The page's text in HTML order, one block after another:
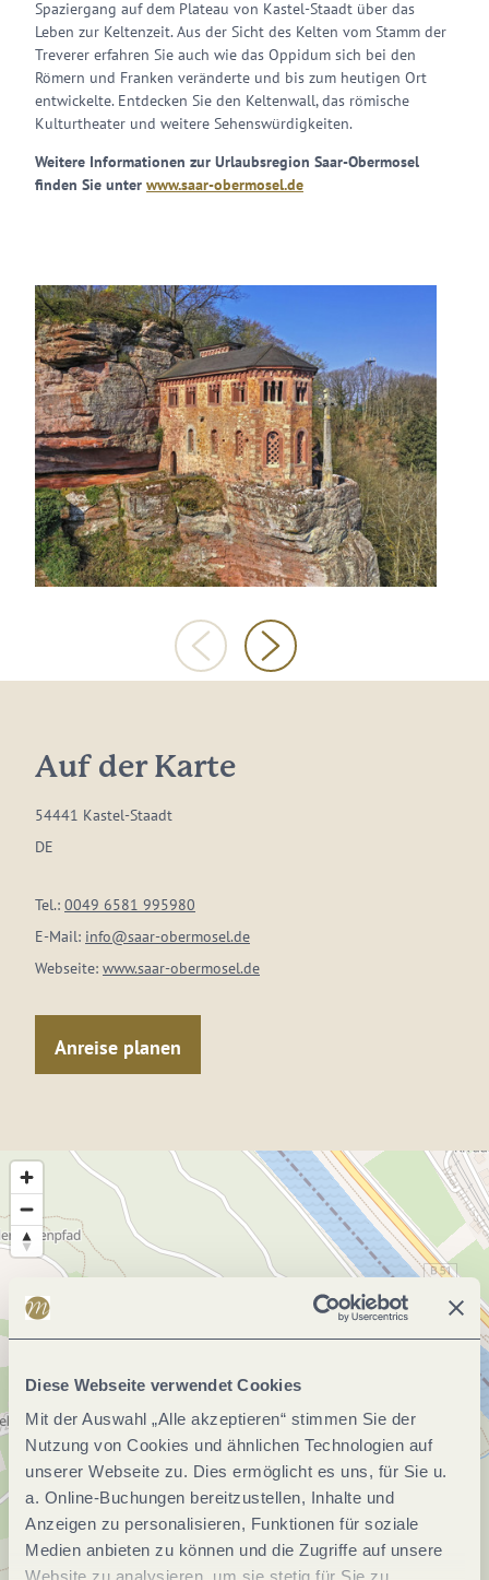
Diese Webseite verwendet Cookies
Mit der Auswahl „Alle akzeptieren“ stimmen Sie der
Nutzung von Cookies und ähnlichen Technologien auf
unserer Webseite zu. Dies ermöglicht es uns, für Sie u.
a. Online-Buchungen bereitzustellen, Inhalte und
Anzeigen zu personalisieren, Funktionen für soziale
Medien anbieten zu können und die Zugriffe auf unsere
Website zu analysieren, um sie stetig für Sie zu
Spaziergang auf dem Plateau von Kastel-Staadt über das
Leben zur Keltenzeit. Aus der Sicht des Kelten vom Stamm der
Treverer erfahren Sie auch wie das Oppidum sich bei den
Römern und Franken veränderte und bis zum heutigen Ort
entwickelte. Entdecken Sie den Keltenwall, das römische
Kulturtheater und weitere Sehenswürdigkeiten.
Weitere Informationen zur Urlaubsregion Saar-Obermosel
finden Sie unter www.saar-obermosel.de
Auf der Karte
54441 Kastel-Staadt
DE
Tel.: 0049 6581 995980
E-Mail: info@saar-obermosel.de
Webseite: www.saar-obermosel.de
Anreise planen